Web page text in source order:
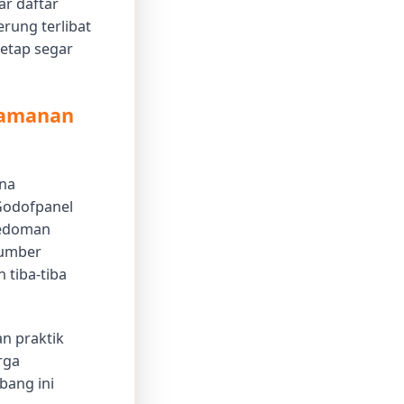
terlibat
segar
tiba-tiba
praktik
ini